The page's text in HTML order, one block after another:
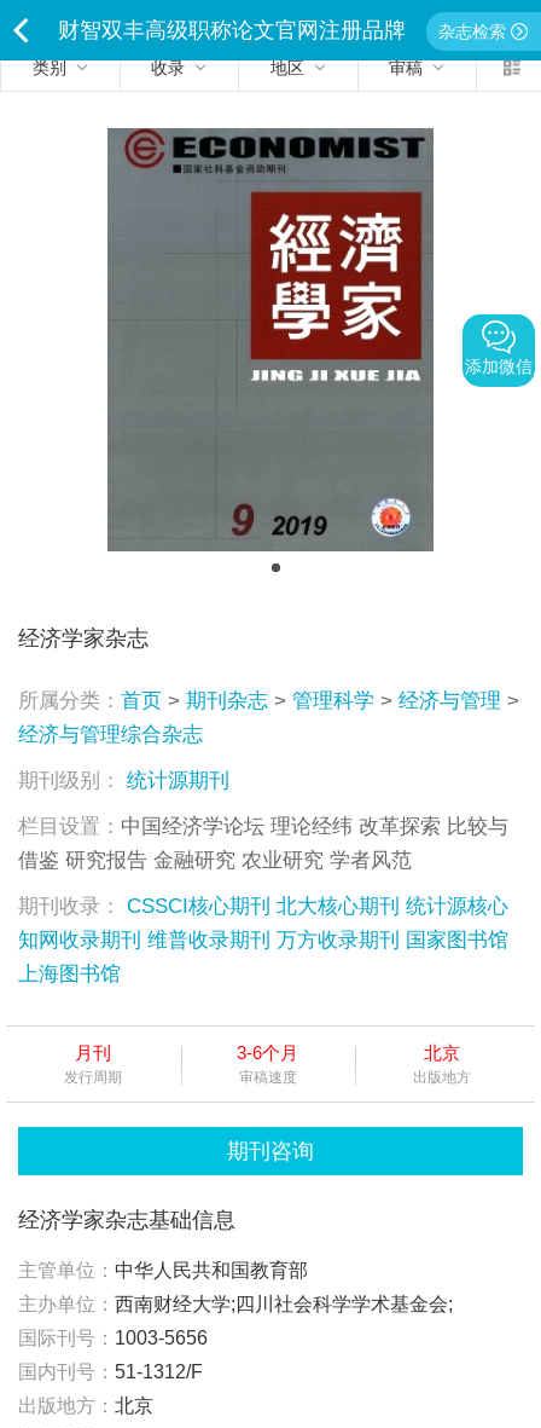
财智双丰高级职称论文官网注册品牌
独家经营严禁侵权违者必究
杂志检索
类别
收录 地区 审稿
经济学家杂志
所属分类： 首页 > 期刊杂志 > 管理科学 > 经济与管理 >
经济与管理综合杂志
期刊级别：
统计源期刊
栏目设置： 中国经济学论坛 理论经纬 改革探索 比较与
借鉴 研究报告 金融研究 农业研究 学者风范
期刊收录：
CSSCI核心期刊 北大核心期刊 统计源核心
知网收录期刊 维普收录期刊 万方收录期刊
国家图书馆
上海图书馆
月刊
发行周期
3-6个月
审稿速度
北京
出版地方
期刊咨询
经济学家杂志基础信息
主管单位： 中华人民共和国教育部
主办单位： 西南财经大学;四川社会科学学术基金会;
国际刊号： 1003-5656
国内刊号： 51-1312/F
出版地方： 北京
添加微信